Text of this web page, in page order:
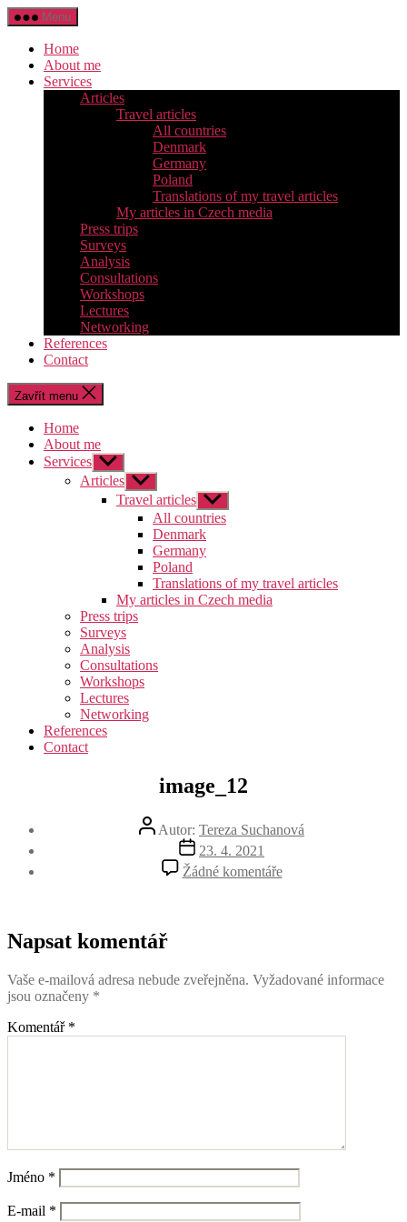
Přejít
k
obsahu
Menu
Home
About me
Services
Articles
Travel articles
All countries
Denmark
Germany
Poland
Translations of my travel articles
My articles in Czech media
Press trips
Surveys
Analysis
Consultations
Workshops
Lectures
Networking
References
Contact
Zavřít menu
Home
About me
Services Zobrazit
podmenu
Articles Zobrazit
podmenu
Travel articles Zobrazit
podmenu
All countries
Denmark
Germany
Poland
Translations of my travel articles
My articles in Czech media
Press trips
Surveys
Analysis
Consultations
Workshops
Lectures
Networking
References
Contact
image_12
Autor
příspěvku
Autor: Tereza Suchanová
Datum
příspěvku
23. 4. 2021
Žádné komentářeu
textu
Napsat komentář
Vaše e-mailová adresa nebude zveřejněna. Vyžadované informace
jsou označeny *
Komentář *
Jméno *
E-mail *